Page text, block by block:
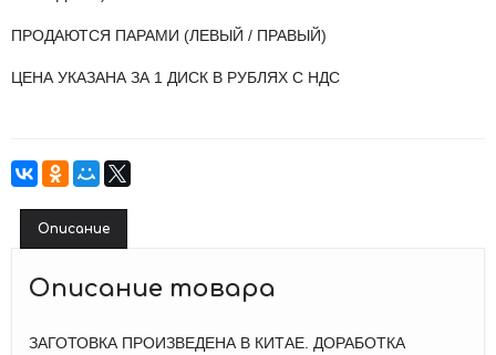
ПРОДАЮТСЯ ПАРАМИ (ЛЕВЫЙ / ПРАВЫЙ)
ЦЕНА УКАЗАНА ЗА 1 ДИСК В РУБЛЯХ С НДС
Описание
Описание товара
ЗАГОТОВКА ПРОИЗВЕДЕНА В КИТАЕ. ДОРАБОТКА